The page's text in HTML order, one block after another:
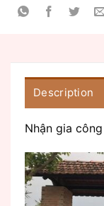
Description
Nhận gia